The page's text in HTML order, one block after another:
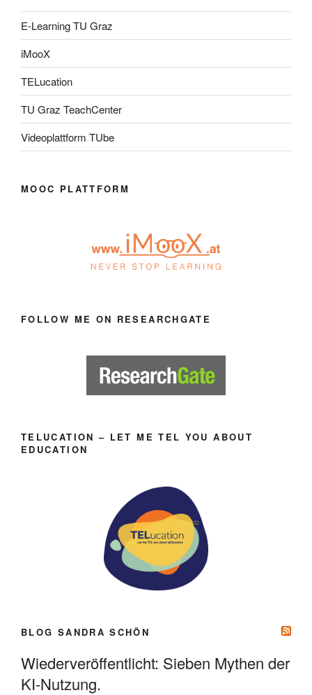
E-Learning TU Graz
iMooX
TELucation
TU Graz TeachCenter
Videoplattform TUbe
MOOC PLATTFORM
FOLLOW ME ON RESEARCHGATE
TELUCATION – LET ME TEL YOU ABOUT
EDUCATION
BLOG SANDRA SCHÖN
Wiederveröffentlicht: Sieben Mythen der
KI-Nutzung.